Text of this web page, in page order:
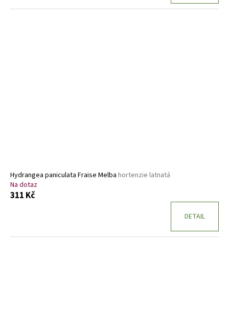
Hydrangea paniculata Fraise Melba hortenzie latnatá
Na dotaz
311 Kč
DETAIL